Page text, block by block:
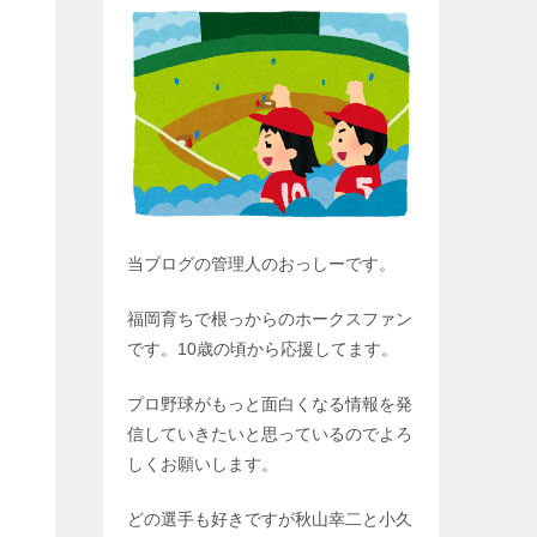
当ブログの管理人のおっしーです。
福岡育ちで根っからのホークスファン
です。10歳の頃から応援してます。
プロ野球がもっと面白くなる情報を発
信していきたいと思っているのでよろ
しくお願いします。
どの選手も好きですが秋山幸二と小久